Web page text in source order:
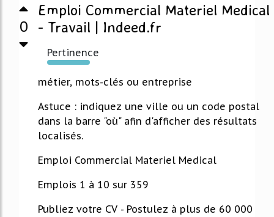
0
Emploi Commercial Materiel Medical
- Travail | Indeed.fr
Pertinence
4517%
métier, mots-clés ou entreprise
Astuce : indiquez une ville ou un code postal
dans la barre "où" afin d'afficher des résultats
localisés.
Emploi Commercial Materiel Medical
Emplois 1 à 10 sur 359
Publiez votre CV - Postulez à plus de 60 000